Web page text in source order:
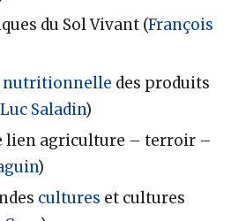
du Sol Vivant (François
nutritionnelle des produits
Saladin)
lien agriculture – terroir –
)
cultures et cultures